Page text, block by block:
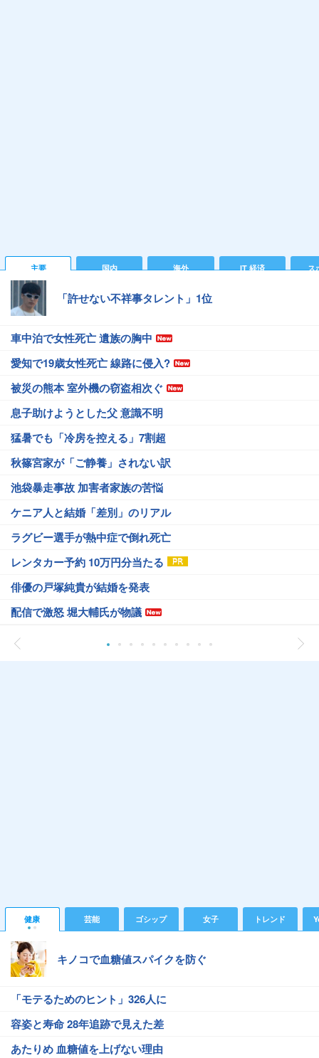
主要 国内 海外 IT 経済 ス
「許せない不祥事タレント」1位
車中泊で女性死亡 遺族の胸中
愛知で19歳女性死亡 線路に侵入?
被災の熊本 室外機の窃盗相次ぐ
息子助けようとした父 意識不明
猛暑でも「冷房を控える」7割超
秋篠宮家が「ご静養」されない訳
池袋暴走事故 加害者家族の苦悩
ケニア人と結婚「差別」のリアル
ラグビー選手が熱中症で倒れ死亡
レンタカー予約 10万円分当たる
俳優の戸塚純貴が結婚を発表
配信で激怒 堀大輔氏が物議
健康 芸能 ゴシップ 女子 トレンド
キノコで血糖値スパイクを防ぐ
「モテるためのヒント」326人に
容姿と寿命 28年追跡で見えた差
あたりめ 血糖値を上げない理由